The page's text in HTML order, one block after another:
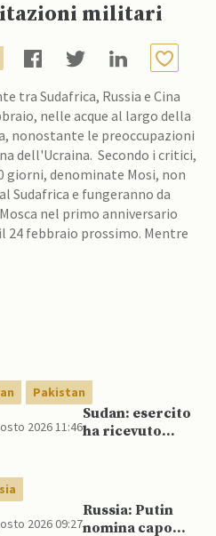
militari
tra Sudafrica, Russia e Cina
nelle acque al largo della
nonostante le preoccupazioni
Secondo i critici,
denominate Mosi, non
Sudafrica e fungeranno da
nel primo anniversario
24 febbraio prossimo. Mentre
Pakistan
2026 11:46
Sudan: esercito
ha ricevuto
2026 09:27
Russia: Putin
nomina capo